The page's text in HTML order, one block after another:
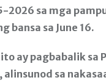
2026 sa mga
bansa sa June 16.
ay pagbabalik sa
alinsunod sa